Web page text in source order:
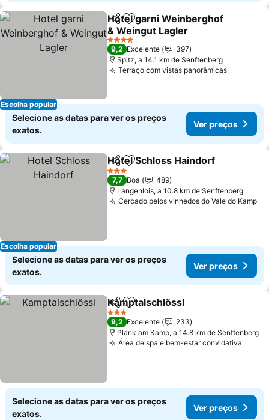
Escolha popular
PartilharAdicionar aos favoritos
Hotel garni Weinberghof
& Weingut Lagler
Ver preços
4 Estrelas
9,2 Excelente
397
Spitz, a 14.1 km de Senftenberg
Terraço com vistas panorâmicasVer
Selecione as datas para ver os preços
exatos.
Ver preços
Escolha popular
PartilharAdicionar aos favoritos
Hotel Schloss Haindorf
3 Estrelas
7,7 Boa
489
Langenlois, a 10.8 km de Senftenberg
Cercado pelos vinhedos do Vale do Kamp
Selecione as datas para ver os preços
exatos.
Ver preços
PartilharAdicionar aos favoritos
Kamptalschlössl
3 Estrelas
9,2 Excelente
233
Plank am Kamp, a 14.8 km de Senftenberg
Área de spa e bem-estar convidativa
Selecione as datas para ver os preços
exatos.
Ver preços